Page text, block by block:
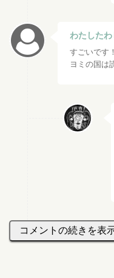
わたしたわ
すごいです
ヨミの国は
コメントの続きを表